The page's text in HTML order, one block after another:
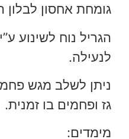
גומחת אחסון לבלון
הגריל נוח לשינוע
לנעילה.
ניתן לשלב מגש
גז ופחמים בו זמנית.
מימדים: